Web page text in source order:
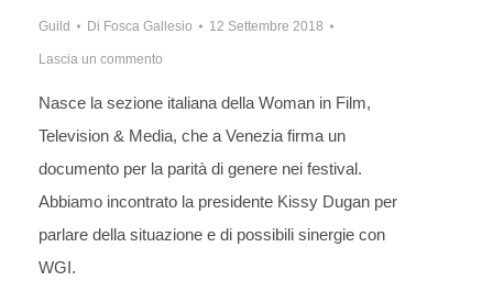
Guild Di Fosca Gallesio 12 Settembre 2018
Lascia un commento
Nasce la sezione italiana della Woman in Film,
Television & Media, che a Venezia firma un
documento per la parità di genere nei festival.
Abbiamo incontrato la presidente Kissy Dugan per
parlare della situazione e di possibili sinergie con
WGI.